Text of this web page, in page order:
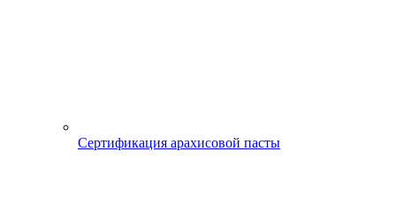
Сертификация арахисовой пасты